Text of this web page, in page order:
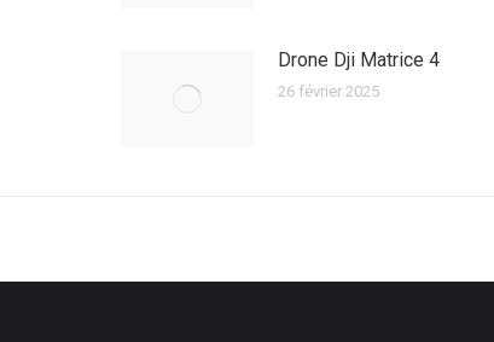
Drone Dji Matrice 4
26 février 2025